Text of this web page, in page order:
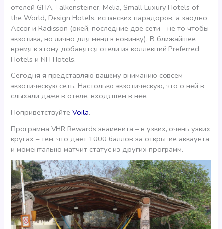
отелей GHA, Falkensteiner, Melia, Small Luxury Hotels of
the World, Design Hotels, испанских парадоров, а заодно
Accor и Radisson (окей, последние две сети – не то чтобы
экзотика, но лично для меня в новинку). В ближайшее
время к этому добавятся отели из коллекций Preferred
Hotels и NH Hotels.
Сегодня я представляю вашему вниманию совсем
экзотическую сеть. Настолько экзотическую, что о ней в
слыхали даже в отеле, входящем в нее.
ПоприветствуйтеVoila.
Программа VHR Rewards знаменита – в узких, очень узких
кругах – тем, что дает 1000 баллов за открытие аккаунта
и моментально матчит статус из других программ.